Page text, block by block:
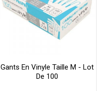
Gants En Vinyle Taille M - Lot
De 100